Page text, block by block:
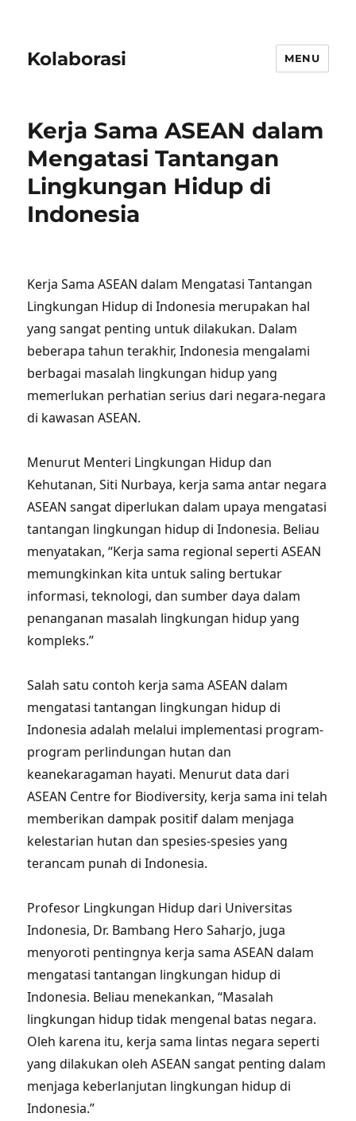
Kolaborasi MENU
Kerja Sama ASEAN dalam
Mengatasi Tantangan
Lingkungan Hidup di
Indonesia
Kerja Sama ASEAN dalam Mengatasi Tantangan
Lingkungan Hidup di Indonesia merupakan hal
yang sangat penting untuk dilakukan. Dalam
beberapa tahun terakhir, Indonesia mengalami
berbagai masalah lingkungan hidup yang
memerlukan perhatian serius dari negara-negara
di kawasan ASEAN.
Menurut Menteri Lingkungan Hidup dan
Kehutanan, Siti Nurbaya, kerja sama antar negara
ASEAN sangat diperlukan dalam upaya mengatasi
tantangan lingkungan hidup di Indonesia. Beliau
menyatakan, “Kerja sama regional seperti ASEAN
memungkinkan kita untuk saling bertukar
informasi, teknologi, dan sumber daya dalam
penanganan masalah lingkungan hidup yang
kompleks.”
Salah satu contoh kerja sama ASEAN dalam
mengatasi tantangan lingkungan hidup di
Indonesia adalah melalui implementasi program-
program perlindungan hutan dan
keanekaragaman hayati. Menurut data dari
ASEAN Centre for Biodiversity, kerja sama ini telah
memberikan dampak positif dalam menjaga
kelestarian hutan dan spesies-spesies yang
terancam punah di Indonesia.
Profesor Lingkungan Hidup dari Universitas
Indonesia, Dr. Bambang Hero Saharjo, juga
menyoroti pentingnya kerja sama ASEAN dalam
mengatasi tantangan lingkungan hidup di
Indonesia. Beliau menekankan, “Masalah
lingkungan hidup tidak mengenal batas negara.
Oleh karena itu, kerja sama lintas negara seperti
yang dilakukan oleh ASEAN sangat penting dalam
menjaga keberlanjutan lingkungan hidup di
Indonesia.”